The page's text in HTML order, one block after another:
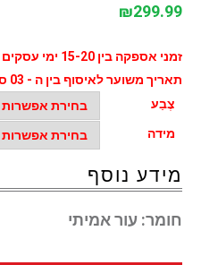
₪299.99
זמני אספקה בין 15-20 ימי עסקים
תאריך משוער לאיסוף בין ה - 03 ספטמבר ל - 13 ספטמבר
צֶבַע
מידה
מידע נוסף
חומר: עור אמיתי